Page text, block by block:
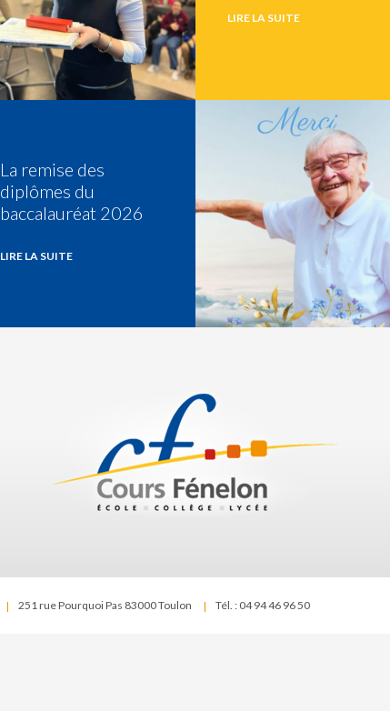
La remise des
diplômes du
baccalauréat 2026
LIRE LA SUITE
LIRE LA SUITE
251 rue Pourquoi Pas 83000 Toulon Tél. : 04 94 46 96 50